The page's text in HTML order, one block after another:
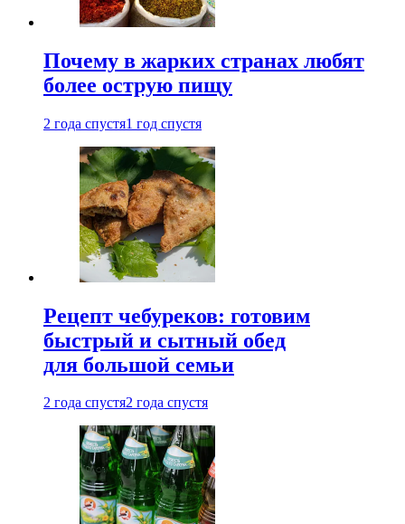
Почему в жарких странах любят
более острую пищу
2 года спустя1 год спустя
Рецепт чебуреков: готовим
быстрый и сытный обед
для большой семьи
2 года спустя2 года спустя